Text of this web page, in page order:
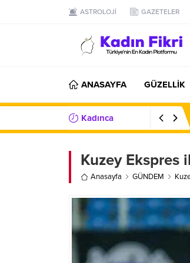
ASTROLOJİ GAZETELER
ANASAYFA GÜZELLİK
Kadınca
Kuzey Ekspres
Anasayfa GÜNDEM